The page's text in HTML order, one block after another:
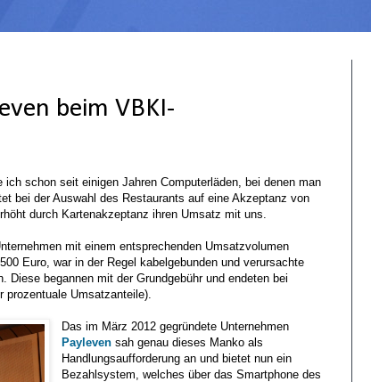
beim VBKI-
schon seit einigen Jahren Computerläden, bei denen man
bei der Auswahl des Restaurants auf eine Akzeptanz von
durch Kartenakzeptanz ihren Umsatz mit uns.
mit einem entsprechenden Umsatzvolumen
Euro, war in der Regel kabelgebunden und verursachte
Diese begannen mit der Grundgebühr und endeten bei
Umsatzanteile).
Das im März 2012 gegründete Unternehmen
Payleven sah genau dieses Manko als
Handlungsaufforderung an und bietet nun ein
Bezahlsystem, welches über das Smartphone des